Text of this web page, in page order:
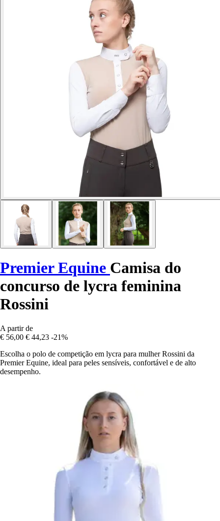
Premier Equine Camisa do
concurso de lycra feminina
Rossini
A partir de
€ 56,00 € 44,23 -21%
Escolha o polo de competição em lycra para mulher Rossini da
Premier Equine, ideal para peles sensíveis, confortável e de alto
desempenho.